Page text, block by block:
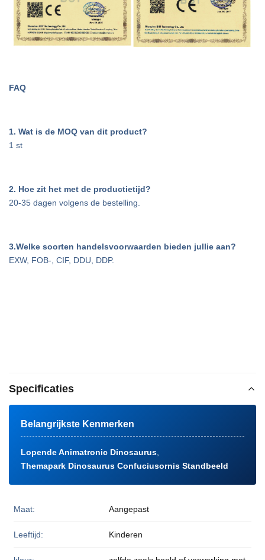
FAQ
1. Wat is de MOQ van dit product?
1 st
2. Hoe zit het met de productietijd?
20-35 dagen volgens de bestelling.
3.Welke soorten handelsvoorwaarden bieden jullie aan?
EXW, FOB-, CIF, DDU, DDP.
Specificaties
Belangrijkste Kenmerken
Lopende Animatronic Dinosaurus
Themapark Dinosaurus Confuciusornis Standbeeld
Maat: Aangepast
Leeftijd: Kinderen